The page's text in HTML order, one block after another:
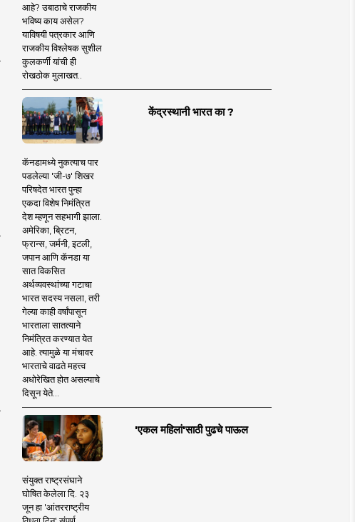
आहे? उबाठाचे राजकीय
भविष्य काय असेल?
याविषयी पत्रकार आणि
राजकीय विश्लेषक सुशील
कुलकर्णी यांची ही
रोखठोक मुलाखत..
केंद्रस्थानी भारत का ?
कॅनडामध्ये नुकत्याच पार
पडलेल्या 'जी-७' शिखर
परिषदेत भारत पुन्हा
एकदा विशेष निमंत्रित
देश म्हणून सहभागी झाला.
अमेरिका, ब्रिटन,
फ्रान्स, जर्मनी, इटली,
जपान आणि कॅनडा या
सात विकसित
अर्थव्यवस्थांच्या गटाचा
भारत सदस्य नसला, तरी
गेल्या काही वर्षांपासून
भारताला सातत्याने
निमंत्रित करण्यात येत
आहे. त्यामुळे या मंचावर
भारताचे वाढते महत्त्व
अधोरेखित होत असल्याचे
दिसून येते...
'एकल महिलां'साठी पुढचे पाऊल
संयुक्त राष्ट्रसंघाने
घोषित केलेला दि. २३
जून हा 'आंतरराष्ट्रीय